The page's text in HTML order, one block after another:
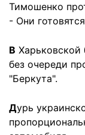
Тимошенко
- Они
В Харьковской
без очереди
"Беркута".
Дурь